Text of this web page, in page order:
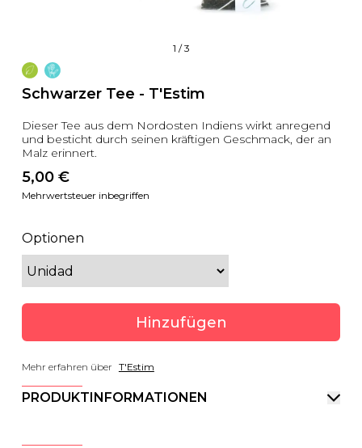
1 /3
Schwarzer Tee - T'Estim
Dieser Tee aus dem Nordosten Indiens wirkt anregend
und besticht durch seinen kräftigen Geschmack, der an
Malz erinnert.
5,00 €
Mehrwertsteuer inbegriffen
Optionen
Hinzufügen
Mehr erfahren über T'Estim
PRODUKTINFORMATIONEN